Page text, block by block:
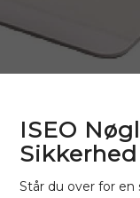
ISEO
Står du over for